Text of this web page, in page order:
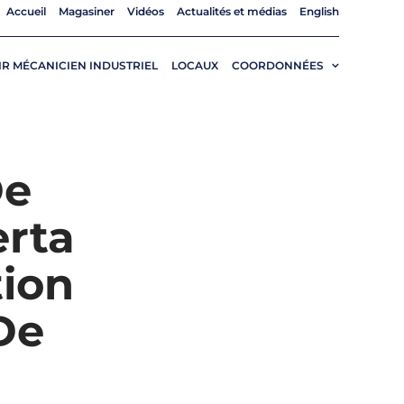
Accueil Magasiner Vidéos Actualités et médias English
MÉCANICIEN INDUSTRIEL LOCAUX COORDONNÉES